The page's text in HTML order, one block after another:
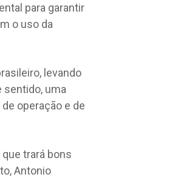
para garantir
o uso da
levando
sentido, uma
operação e de
trará bons
Antonio